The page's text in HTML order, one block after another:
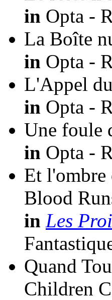
in Opta -
La Boîte
in Opta -
L'Appel
in Opta -
Une foule
in Opta -
Et l'ombre
Blood
in Les
Quand
Children